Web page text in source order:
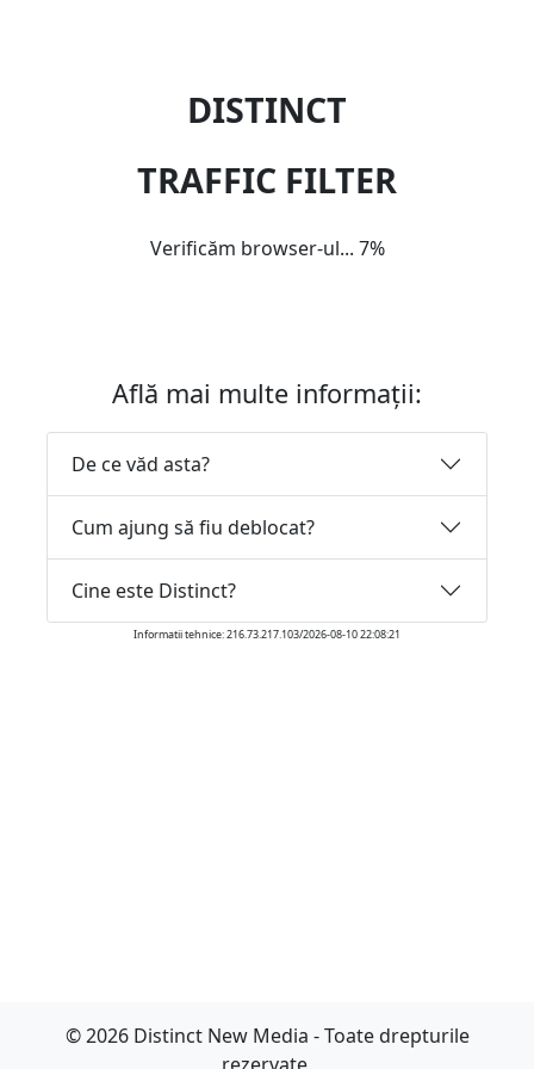
DISTINCT
TRAFFIC FILTER
Verificăm browser-ul... 7%
Află mai multe informații:
De ce văd asta?
Cum ajung să fiu deblocat?
Cine este Distinct?
Informatii tehnice: 216.73.217.103/2026-08-10 22:08:21
© 2026 Distinct New Media - Toate drepturile